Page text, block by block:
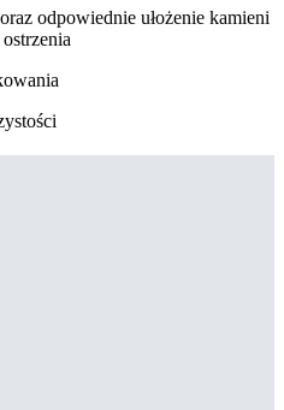
odpowiednie ułożenie kamieni